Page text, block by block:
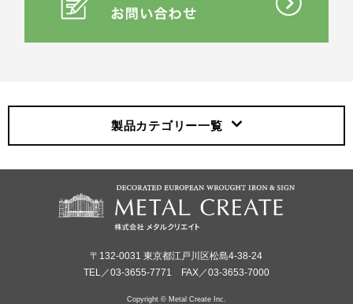
製品カテゴリー一覧
〒132-0031 東京都江戸川区松島4-38-24
TEL／03-3655-7771 FAX／03-3653-7000
Copyright © Metal Create Inc.